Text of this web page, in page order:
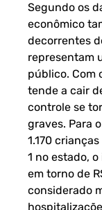
Segundo os
econômico
decorrentes
representam
público. Com
tende a cair
controle se
graves. Para
1.170
1 no estado,
em torno de
considerado